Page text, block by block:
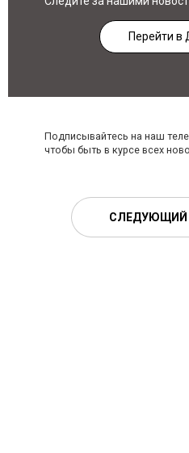
Перейти в
Подписывайтесь на наш
чтобы быть в курсе всех
СЛЕДУЮЩИЙ